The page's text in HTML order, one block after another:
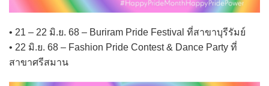
• 21 – 22 มิ.ย. 68 – Buriram Pride Festival ที่สาขาบุรีรัมย์
• 22 มิ.ย. 68 – Fashion Pride Contest & Dance Party ที่
สาขาศรีสมาน